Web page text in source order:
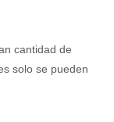
cantidad de
solo se pueden